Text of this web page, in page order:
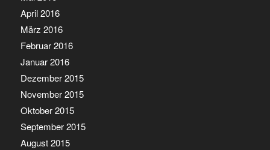
April 2016
März 2016
Februar 2016
Januar 2016
Dezember 2015
November 2015
Oktober 2015
September 2015
August 2015